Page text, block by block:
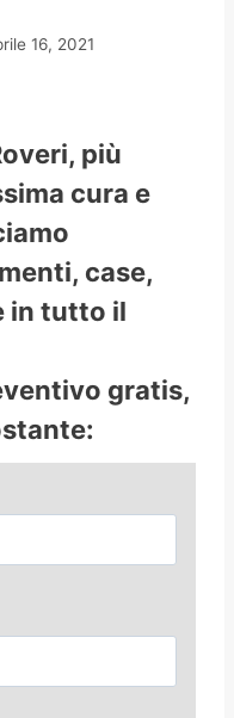
16, 2021
più
cura e
case,
in tutto il
gratis,